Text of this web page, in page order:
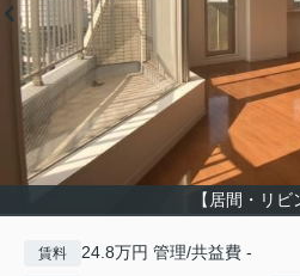
【居間・リビ
賃料 24.8万円 管理/共益費 -